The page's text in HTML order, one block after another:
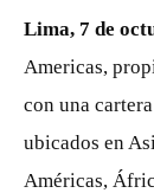
Lima, 7 de
Americas,
con una
ubicados en
Américas,